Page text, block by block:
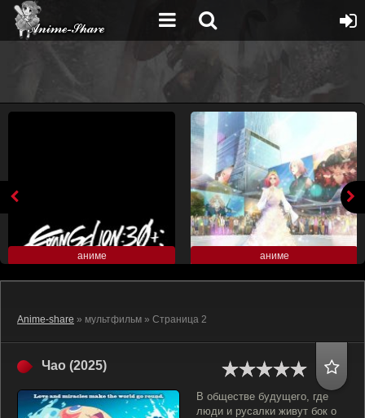
аниме аниме
Anime-share » мультфильм » Страница 2
Чао (2025)
В обществе будущего, где
люди и русалки живут бок о